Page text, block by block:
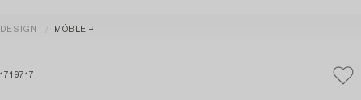
DESIGN MÖBLER
1719717